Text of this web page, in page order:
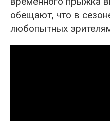
обещают, что в
любопытных